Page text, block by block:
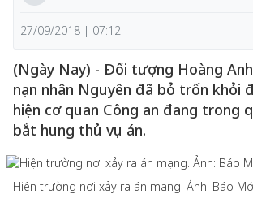
27/09/2018 | 07:12
(Ngày Nay) - Đối tượng Hoàng
nạn nhân Nguyên đã bỏ trốn khỏi
hiện cơ quan Công an đang trong
bắt hung thủ vụ án.
Hiện trường nơi xảy ra án mạng. Ảnh: Báo